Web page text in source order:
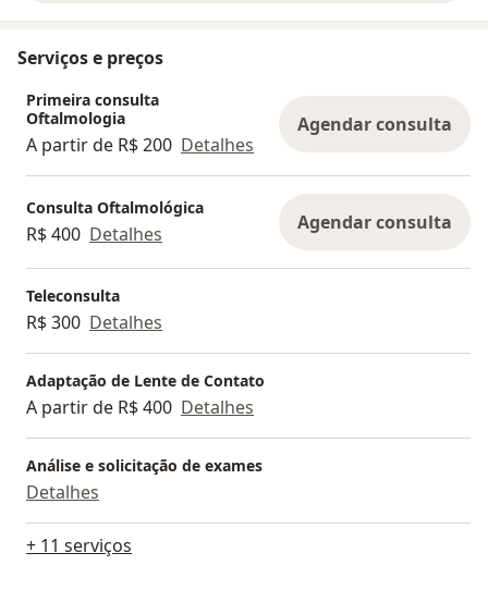
Serviços e preços
Primeira consulta
Oftalmologia
A partir de R$ 200 Detalhes
Agendar consulta
Consulta Oftalmológica
R$ 400 Detalhes Agendar consulta
Teleconsulta
R$ 300 Detalhes
Adaptação de Lente de Contato
A partir de R$ 400 Detalhes
Análise e solicitação de exames
Detalhes
+ 11 serviços